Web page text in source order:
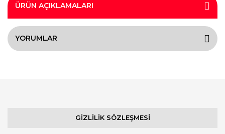
ÜRÜN AÇIKLAMALARI
YORUMLAR
GİZLİLİK SÖZLEŞMESİ